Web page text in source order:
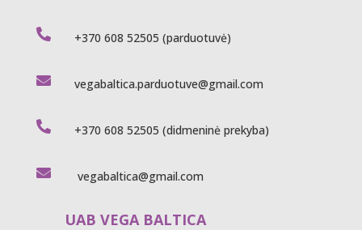
 +370 608 52505 (parduotuvė)
 vegabaltica.parduotuve@gmail.com
 +370 608 52505 (didmeninė prekyba)
 vegabaltica@gmail.com
UAB VEGA BALTICA